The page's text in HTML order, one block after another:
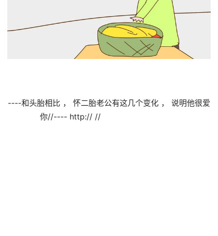
----和头胎相比 ， 怀二胎老公有这几个变化 ， 说明他很爱
你//---- http:// //